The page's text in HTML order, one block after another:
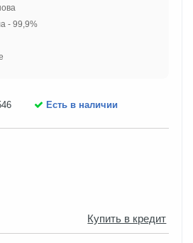
- 99,9%
Есть в наличии
Купить в кредит